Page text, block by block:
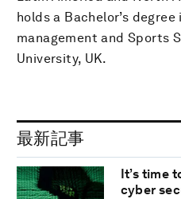
holds a Bachelor’s
management and Sports
University, UK.
最新記事
It’s time
cyber